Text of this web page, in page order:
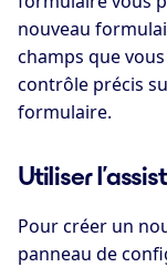
nouveau
champs que
contrôle précis
formulaire.
Utiliser
Pour créer un
panneau de